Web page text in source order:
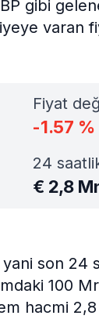
gibi
varan
Fiyat
-1.57 %
24
€ 2,8
son
100
hacmi